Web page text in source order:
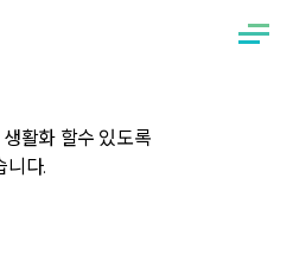
활화 할수 있도록
니다.